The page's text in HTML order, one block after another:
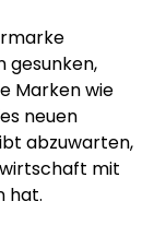
gesunken,
Marken wie
neuen
abzuwarten,
mit
hat.